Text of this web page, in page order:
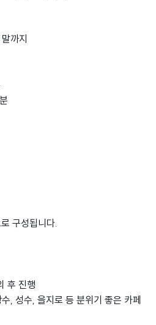
까지
구성됩니다.
후 진행
, 성수, 을지로 등 분위기 좋은 카페